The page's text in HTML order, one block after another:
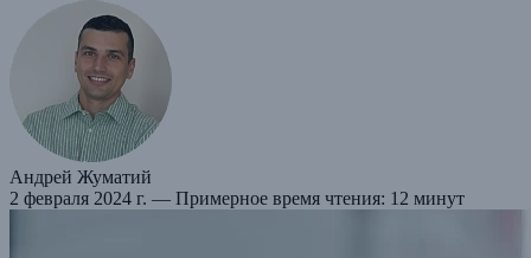
Андрей Жуматий
2 февраля 2024 г. — Примерное время чтения: 12 минут